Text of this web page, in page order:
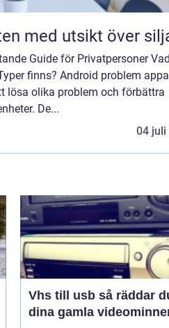
tällberg möten med utsikt över
Guide för Privatpersoner
finns? Android problem
lösa olika problem och förbättra
De...
04 juli
Vhs till usb så räddar du
dina gamla